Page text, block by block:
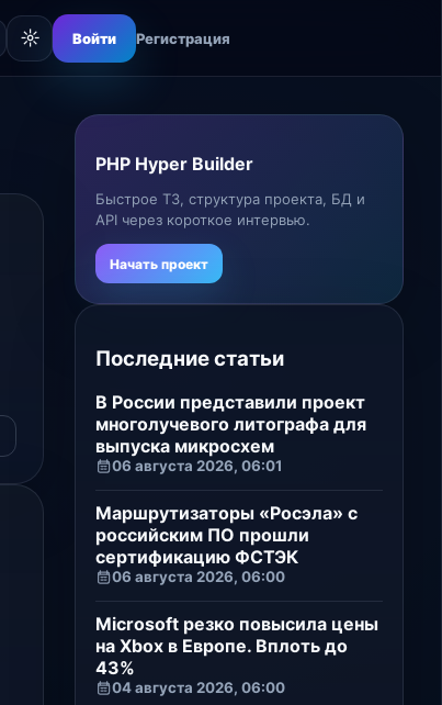
☼ Войти Регистрация
PHP Hyper Builder
Быстрое ТЗ, структура проекта, БД и
API через короткое интервью.
Начать проект
Последние статьи
В России представили проект
многолучевого литографа для
выпуска микросхем
06 августа 2026, 06:01
Маршрутизаторы «Росэла» с
российским ПО прошли
сертификацию ФСТЭК
06 августа 2026, 06:00
Microsoft резко повысила цены
на Xbox в Европе. Вплоть до
43%
04 августа 2026, 06:00